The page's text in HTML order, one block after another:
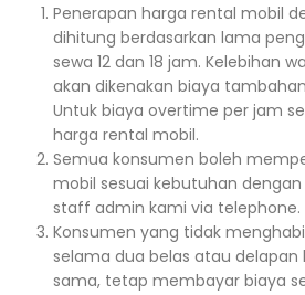
Penerapan harga rental mobil
dihitung berdasarkan lama
sewa 12 dan 18 jam. Kelebihan
akan dikenakan biaya
Untuk biaya overtime per jam
harga rental mobil.
Semua konsumen boleh
mobil sesuai kebutuhan
staff admin kami via telephone.
Konsumen yang tidak
selama dua belas atau delapan
sama, tetap membayar biaya